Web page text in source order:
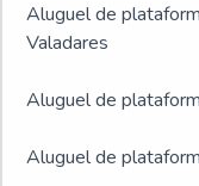
Aluguel de
Valadares
Aluguel de
Aluguel de